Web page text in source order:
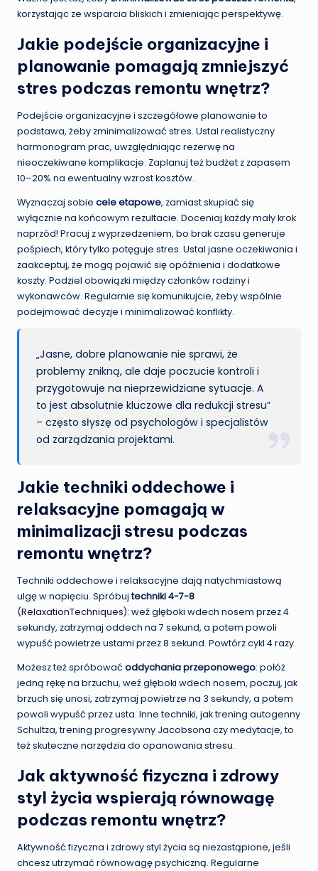
korzystając ze wsparcia bliskich i zmieniając perspektywę.
Jakie podejście organizacyjne i
planowanie pomagają zmniejszyć
stres podczas remontu wnętrz?
Podejście organizacyjne i szczegółowe planowanie to
podstawa, żeby zminimalizować stres. Ustal realistyczny
harmonogram prac, uwzględniając rezerwę na
nieoczekiwane komplikacje. Zaplanuj też budżet z zapasem
10–20% na ewentualny wzrost kosztów.
Wyznaczaj sobie cele etapowe, zamiast skupiać się
wyłącznie na końcowym rezultacie. Doceniaj każdy mały krok
naprzód! Pracuj z wyprzedzeniem, bo brak czasu generuje
pośpiech, który tylko potęguje stres. Ustal jasne oczekiwania i
zaakceptuj, że mogą pojawić się opóźnienia i dodatkowe
koszty. Podziel obowiązki między członków rodziny i
wykonawców. Regularnie się komunikujcie, żeby wspólnie
podejmować decyzje i minimalizować konflikty.
„Jasne, dobre planowanie nie sprawi, że
problemy znikną, ale daje poczucie kontroli i
przygotowuje na nieprzewidziane sytuacje. A
to jest absolutnie kluczowe dla redukcji stresu”
– często słyszę od psychologów i specjalistów
od zarządzania projektami.
Jakie techniki oddechowe i
relaksacyjne pomagają w
minimalizacji stresu podczas
remontu wnętrz?
Techniki oddechowe i relaksacyjne dają natychmiastową
ulgę w napięciu. Spróbujtechniki 4-7-8
(RelaxationTechniques): weź głęboki wdech nosem przez 4
sekundy, zatrzymaj oddech na 7 sekund, a potem powoli
wypuść powietrze ustami przez 8 sekund. Powtórz cykl 4 razy.
Możesz też spróbować oddychania przeponowego: połóż
jedną rękę na brzuchu, weź głęboki wdech nosem, poczuj, jak
brzuch się unosi, zatrzymaj powietrze na 3 sekundy, a potem
powoli wypuść przez usta. Inne techniki, jak trening autogenny
Schultza, trening progresywny Jacobsona czy medytacje, to
też skuteczne narzędzia do opanowania stresu.
Jak aktywność fizyczna i zdrowy
styl życia wspierają równowagę
podczas remontu wnętrz?
Aktywność fizyczna i zdrowy styl życia są niezastąpione, jeśli
chcesz utrzymać równowagę psychiczną. Regularne